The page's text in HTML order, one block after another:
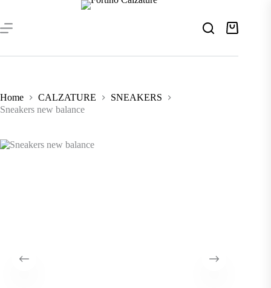
contenuto
Carrello
Home CALZATURE
SNEAKERS
Sneakers new balance